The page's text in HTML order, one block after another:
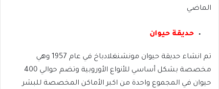
الماضي
حديقة حيوان
تم انشاء حديقة حيوان مونشنغلادباخ في عام 1957 وهي
مخصصة بشكل أساسي للأنواع الأوروبية وتضم حوالي 400
حيوان في المجموع واحدة من اكبر الأماكن المخصصة للبشر